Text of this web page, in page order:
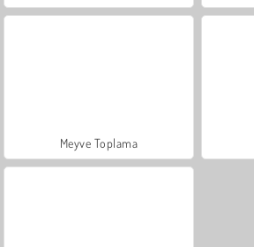
Meyve Toplama